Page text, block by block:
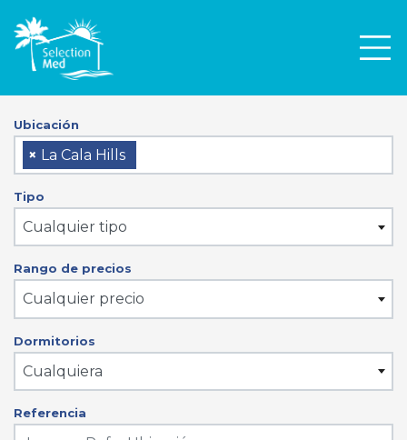
Ubicación
× La Cala Hills
Tipo
Cualquier tipo
Rango de precios
Cualquier precio
Dormitorios
Cualquiera
Referencia